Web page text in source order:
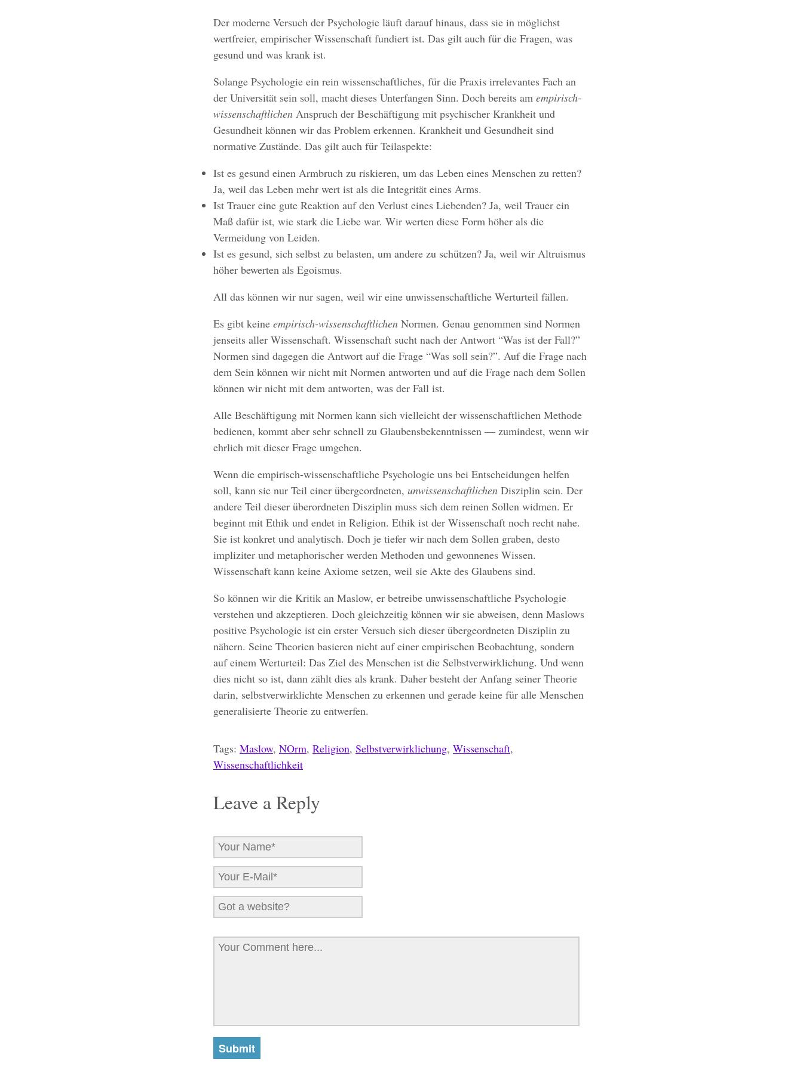
Der moderne Versuch der Psychologie läuft darauf hinaus, dass sie in möglichst
wertfreier, empirischer Wissenschaft fundiert ist. Das gilt auch für die Fragen, was
gesund und was krank ist.
Solange Psychologie ein rein wissenschaftliches, für die Praxis irrelevantes Fach an
der Universität sein soll, macht dieses Unterfangen Sinn. Doch bereits am empirisch-
wissenschaftlichen Anspruch der Beschäftigung mit psychischer Krankheit und
Gesundheit können wir das Problem erkennen. Krankheit und Gesundheit sind
normative Zustände. Das gilt auch für Teilaspekte:
Ist es gesund einen Armbruch zu riskieren, um das Leben eines Menschen zu retten?
Ja, weil das Leben mehr wert ist als die Integrität eines Arms.
Ist Trauer eine gute Reaktion auf den Verlust eines Liebenden? Ja, weil Trauer ein
Maß dafür ist, wie stark die Liebe war. Wir werten diese Form höher als die
Vermeidung von Leiden.
Ist es gesund, sich selbst zu belasten, um andere zu schützen? Ja, weil wir Altruismus
höher bewerten als Egoismus.
All das können wir nur sagen, weil wir eine unwissenschaftliche Werturteil fällen.
Es gibt keine empirisch-wissenschaftlichen Normen. Genau genommen sind Normen
jenseits aller Wissenschaft. Wissenschaft sucht nach der Antwort “Was ist der Fall?”
Normen sind dagegen die Antwort auf die Frage “Was soll sein?”. Auf die Frage nach
dem Sein können wir nicht mit Normen antworten und auf die Frage nach dem Sollen
können wir nicht mit dem antworten, was der Fall ist.
Alle Beschäftigung mit Normen kann sich vielleicht der wissenschaftlichen Methode
bedienen, kommt aber sehr schnell zu Glaubensbekenntnissen — zumindest, wenn wir
ehrlich mit dieser Frage umgehen.
Wenn die empirisch-wissenschaftliche Psychologie uns bei Entscheidungen helfen
soll, kann sie nur Teil einer übergeordneten, unwissenschaftlichen Disziplin sein. Der
andere Teil dieser überordneten Disziplin muss sich dem reinen Sollen widmen. Er
beginnt mit Ethik und endet in Religion. Ethik ist der Wissenschaft noch recht nahe.
Sie ist konkret und analytisch. Doch je tiefer wir nach dem Sollen graben, desto
impliziter und metaphorischer werden Methoden und gewonnenes Wissen.
Wissenschaft kann keine Axiome setzen, weil sie Akte des Glaubens sind.
So können wir die Kritik an Maslow, er betreibe unwissenschaftliche Psychologie
verstehen und akzeptieren. Doch gleichzeitig können wir sie abweisen, denn Maslows
positive Psychologie ist ein erster Versuch sich dieser übergeordneten Disziplin zu
nähern. Seine Theorien basieren nicht auf einer empirischen Beobachtung, sondern
auf einem Werturteil: Das Ziel des Menschen ist die Selbstverwirklichung. Und wenn
dies nicht so ist, dann zählt dies als krank. Daher besteht der Anfang seiner Theorie
darin, selbstverwirklichte Menschen zu erkennen und gerade keine für alle Menschen
generalisierte Theorie zu entwerfen.
Tags: Maslow, NOrm, Religion, Selbstverwirklichung, Wissenschaft,
Wissenschaftlichkeit
Leave a Reply